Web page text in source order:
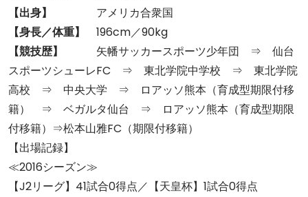
【出身】
アメリカ合衆国
【身長／体重】
196cm／90kg
【競技歴】
矢幡サッカースポーツ少年団 ⇒ 仙台
スポーツシューレFC ⇒ 東北学院中学校 ⇒ 東北学院
高校 ⇒ 中央大学 ⇒ ロアッソ熊本（育成型期限付移
籍） ⇒ ベガルタ仙台 ⇒ ロアッソ熊本（育成型期限
付移籍）⇒松本山雅FC（期限付移籍）
【出場記録】
≪2016シーズン≫
【J2リーグ】41試合0得点／【天皇杯】1試合0得点